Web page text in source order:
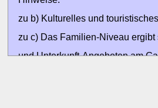
zu b) Kulturelles und
zu c) Das Familien-Niveau
und Unterkunft-Angeboten am